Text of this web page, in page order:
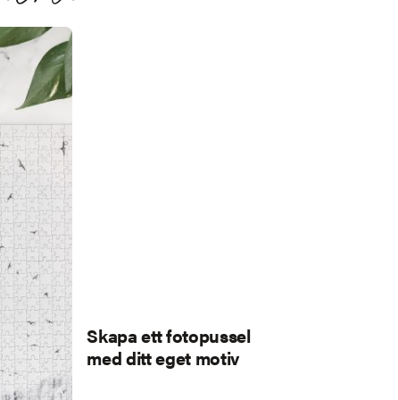
Skapa ett fotopussel
med ditt eget motiv